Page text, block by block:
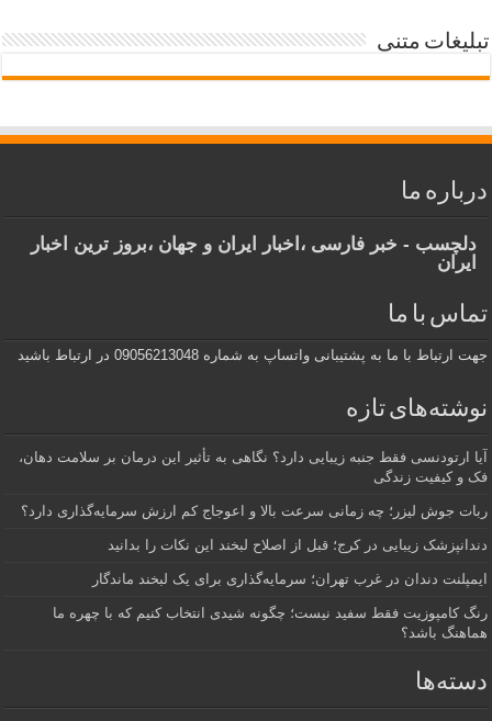
تبلیغات متنی
درباره ما
دلچسب - خبر فارسی ،اخبار ایران و جهان ،بروز ترین اخبار
ایران
تماس با ما
جهت ارتباط با ما به پشتیبانی واتساپ به شماره 09056213048 در ارتباط باشید
نوشته‌های تازه
آیا ارتودنسی فقط جنبه زیبایی دارد؟ نگاهی به تأثیر این درمان بر سلامت دهان،
فک و کیفیت زندگی
ربات جوش لیزر؛ چه زمانی سرعت بالا و اعوجاج کم ارزش سرمایه‌گذاری دارد؟
دندانپزشک زیبایی در کرج؛ قبل از اصلاح لبخند این نکات را بدانید
ایمپلنت دندان در غرب تهران؛ سرمایه‌گذاری برای یک لبخند ماندگار
رنگ کامپوزیت فقط سفید نیست؛ چگونه شیدی انتخاب کنیم که با چهره ما
هماهنگ باشد؟
دسته‌ها